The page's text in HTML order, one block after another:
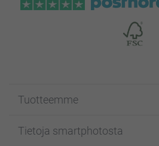
Tuotteemme
Kuvakortit
Tietoja smartphotosta